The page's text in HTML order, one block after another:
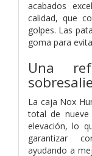
acabados
calidad, que
golpes. Las
goma para
Una
La caja Nox
total de nueve
elevación, lo
garantizar
ayudando a